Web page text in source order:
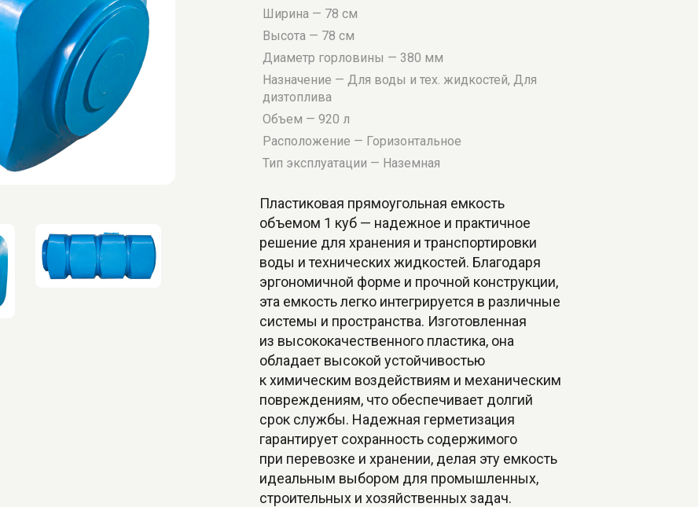
Ширина — 78 см
Высота — 78 см
Диаметр горловины — 380 мм
Назначение — Для воды и тех. жидкостей, Для
дизтоплива
Объем — 920 л
Расположение — Горизонтальное
Тип эксплуатации — Наземная
Пластиковая прямоугольная емкость
объемом 1 куб — надежное и практичное
решение для хранения и транспортировки
воды и технических жидкостей. Благодаря
эргономичной форме и прочной конструкции,
эта емкость легко интегрируется в различные
системы и пространства. Изготовленная
из высококачественного пластика, она
обладает высокой устойчивостью
к химическим воздействиям и механическим
повреждениям, что обеспечивает долгий
срок службы. Надежная герметизация
гарантирует сохранность содержимого
при перевозке и хранении, делая эту емкость
идеальным выбором для промышленных,
строительных и хозяйственных задач.